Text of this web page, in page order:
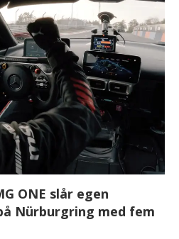
ONE slår egen
Nürburgring med fem